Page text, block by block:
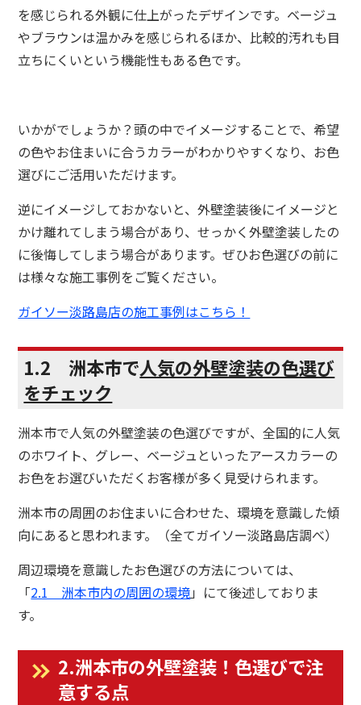
を感じられる外観に仕上がったデザインです。ベージュ
やブラウンは温かみを感じられるほか、比較的汚れも目
立ちにくいという機能性もある色です。
いかがでしょうか？頭の中でイメージすることで、希望
の色やお住まいに合うカラーがわかりやすくなり、お色
選びにご活用いただけます。
逆にイメージしておかないと、外壁塗装後にイメージと
かけ離れてしまう場合があり、せっかく外壁塗装したの
に後悔してしまう場合があります。ぜひお色選びの前に
は様々な施工事例をご覧ください。
ガイソー淡路島店の施工事例はこちら！
1.2 洲本市で人気の外壁塗装の色選び
をチェック
洲本市で人気の外壁塗装の色選びですが、全国的に人気
のホワイト、グレー、ベージュといったアースカラーの
お色をお選びいただくお客様が多く見受けられます。
洲本市の周囲のお住まいに合わせた、環境を意識した傾
向にあると思われます。（全てガイソー淡路島店調べ）
周辺環境を意識したお色選びの方法については、
「2.1 洲本市内の周囲の環境」にて後述しておりま
す。
2.洲本市の外壁塗装！色選びで注
意する点